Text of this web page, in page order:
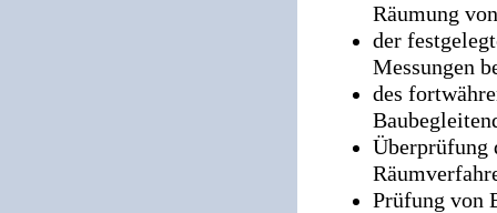
Räumung
der
Messungen
des
Überprüfung
Prüfung von